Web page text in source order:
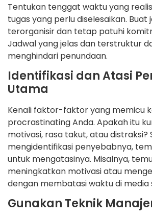
Tentukan tenggat waktu yang
tugas yang perlu diselesaikan. Buat
terorganisir dan tetap patuhi
Jadwal yang jelas dan terstruktur
menghindari penundaan.
Identifikasi dan Atasi
Utama
Kenali faktor-faktor yang memicu
procrastinating Anda. Apakah itu
motivasi, rasa takut, atau distraksi?
mengidentifikasi penyebabnya,
untuk mengatasinya. Misalnya,
meningkatkan motivasi atau
dengan membatasi waktu di media
Gunakan Teknik